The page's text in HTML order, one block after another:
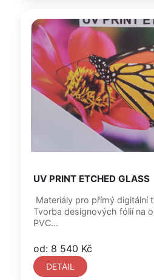
UV PRINT ETCHED GLASS
Materiály pro přímý digitální
Tvorba designových fólií na okna.
PVC...
od: 8 540 Kč
DETAIL